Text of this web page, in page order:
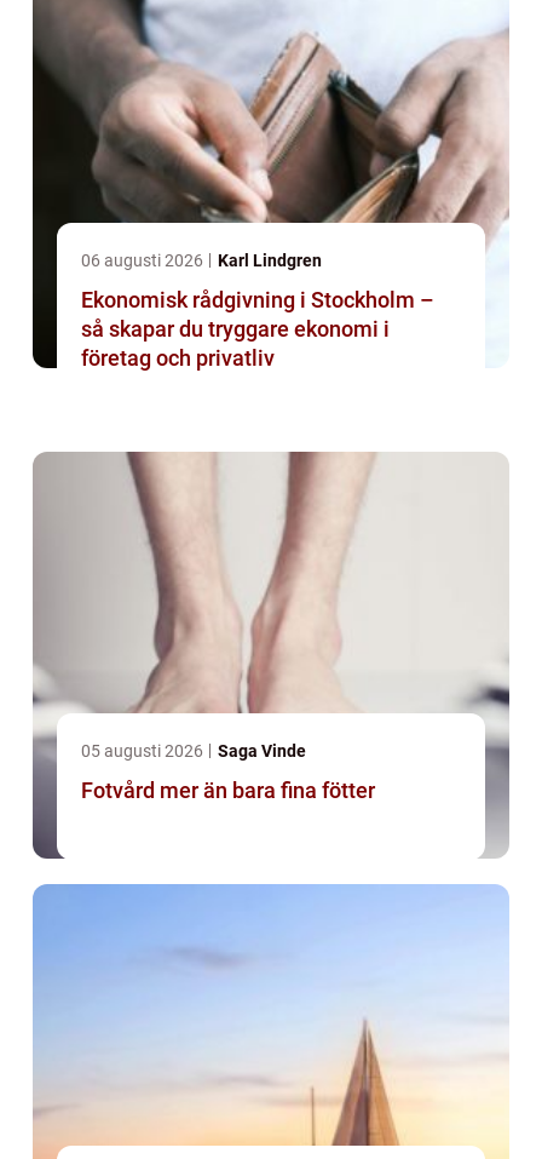
06 augusti 2026 Karl Lindgren
Ekonomisk rådgivning i Stockholm –
så skapar du tryggare ekonomi i
företag och privatliv
05 augusti 2026 Saga Vinde
Fotvård mer än bara fina fötter